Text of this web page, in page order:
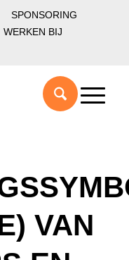
SPONSORING
WERKEN BIJ
VAN